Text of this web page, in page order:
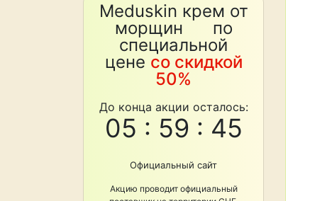
Meduskin крем от
морщин по
специальной
цене со скидкой
50%
До конца акции осталось:
05 : 59 : 44
Официальный сайт
Акцию проводит официальный